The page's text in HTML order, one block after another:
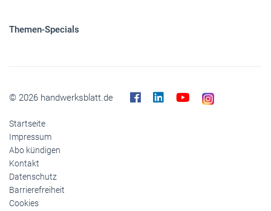
Themen-Specials
© 2026 handwerksblatt.de
Startseite
Impressum
Abo kündigen
Kontakt
Datenschutz
Barrierefreiheit
Cookies